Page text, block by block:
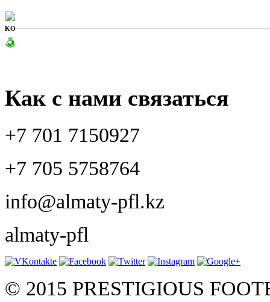
KO
Как с нами связаться
+7 701 7150927
+7 705 5758764
info@almaty-pfl.kz
almaty-pfl
© 2015 PRESTIGIOUS